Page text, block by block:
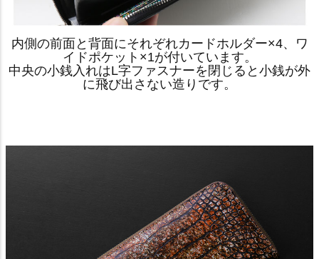
内側の前面と背面にそれぞれカードホルダー×4、ワ
イドポケット×1が付いています。
中央の小銭入れはL字ファスナーを閉じると小銭が外
に飛び出さない造りです。